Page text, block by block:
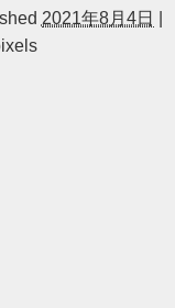
2021年8月4日 |